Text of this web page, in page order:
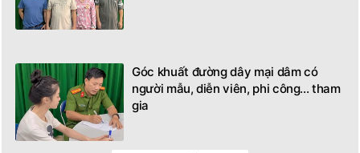
Góc khuất đường dây mại dâm có
người mẫu, diễn viên, phi công... tham
gia